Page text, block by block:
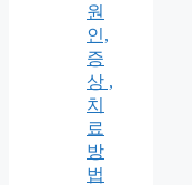
원
인,
증
상 ,
치
료
방
법